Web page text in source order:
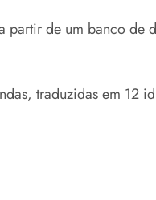
de um banco de
traduzidas em 12